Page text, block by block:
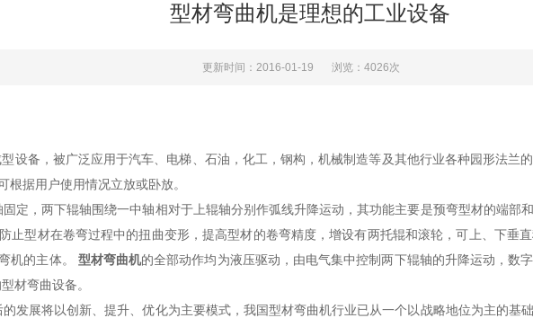
型材弯曲机是理想的工业设备
更新时间：2016-01-19 浏览：4026次
设备，被广泛应用于汽车、电梯、石油，化工，钢构，机械制造等及其他行业各种园形法兰
根据用户使用情况立放或卧放。
，两下辊轴围绕一中轴相对于上辊轴分别作弧线升降运动，其功能主要是预弯型材的端部
止型材在卷弯过程中的扭曲变形，提高型材的卷弯精度，增设有两托辊和滚轮，可上、下垂
机的主体。
型材弯曲机的全部动作均为液压驱动，由电气集中控制两下辊轴的升降运动，数
型材弯曲设备。
展将以创新、提升、优化为主要模式，我国型材弯曲机行业已从一个以战略地位为主的基